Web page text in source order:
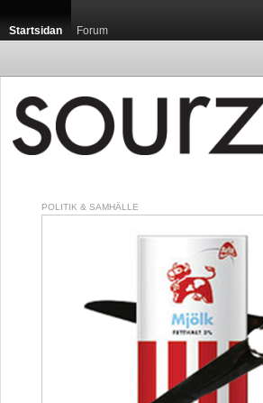
Startsidan Forum
POLITIK & SAMHÄLLE